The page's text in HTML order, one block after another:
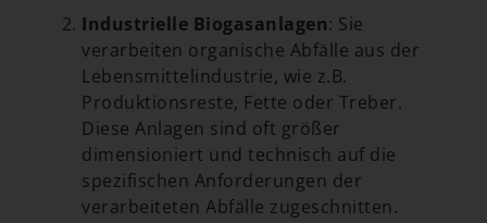
Industrielle Biogasanlagen: Sie
verarbeiten organische Abfälle aus der
Lebensmittelindustrie, wie z.B.
Produktionsreste, Fette oder Treber.
Diese Anlagen sind oft größer
dimensioniert und technisch auf die
spezifischen Anforderungen der
verarbeiteten Abfälle zugeschnitten.